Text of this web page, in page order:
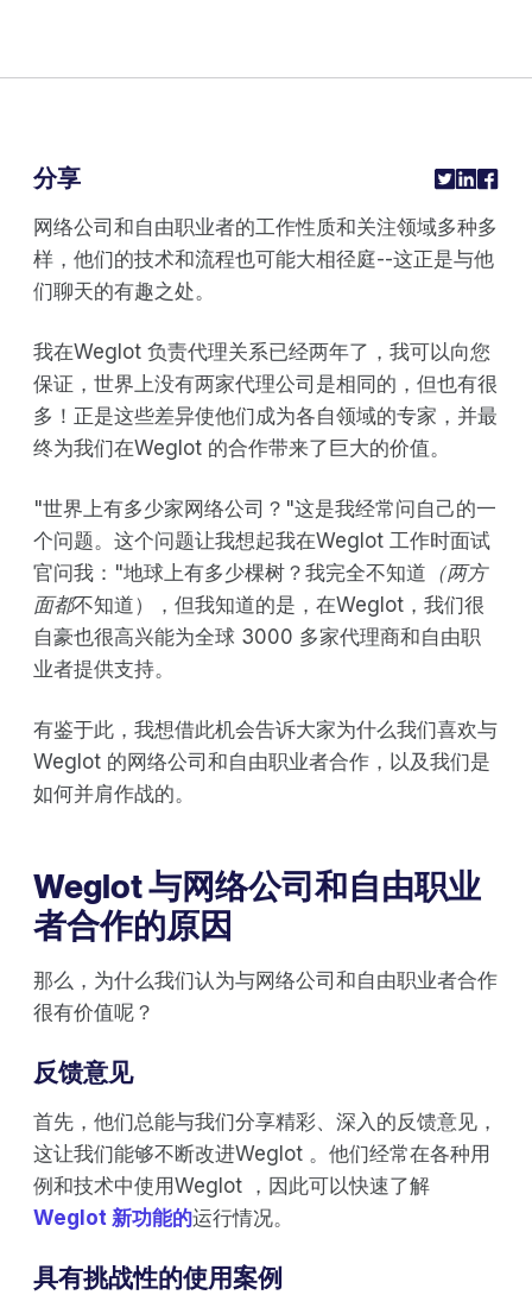
网络公司和自由职业者的工作性质和关注领域多种多
样，他们的技术和流程也可能大相径庭--这正是与他
们聊天的有趣之处。
我在Weglot 负责代理关系已经两年了，我可以向您
保证，世界上没有两家代理公司是相同的，但也有很
多！正是这些差异使他们成为各自领域的专家，并最
终为我们在Weglot 的合作带来了巨大的价值。
"世界上有多少家网络公司？"这是我经常问自己的一
个问题。这个问题让我想起我在Weglot 工作时面试
官问我："地球上有多少棵树？我完全不知道 （两方
面都不知道），但我知道的是，在Weglot，我们很
自豪也很高兴能为全球 3000 多家代理商和自由职
业者提供支持。
有鉴于此，我想借此机会告诉大家为什么我们喜欢与
Weglot 的网络公司和自由职业者合作，以及我们是
如何并肩作战的。
Weglot 与网络公司和自由职业
者合作的原因
那么，为什么我们认为与网络公司和自由职业者合作
很有价值呢？
反馈意见
首先，他们总能与我们分享精彩、深入的反馈意见，
这让我们能够不断改进Weglot 。他们经常在各种用
例和技术中使用Weglot ，因此可以快速了解
Weglot 新功能的运行情况。
具有挑战性的使用案例
分享